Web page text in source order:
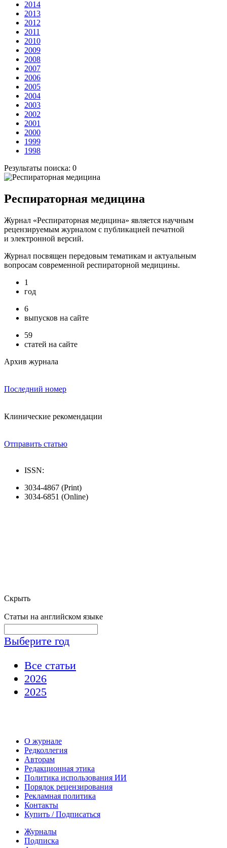
2014
2013
2012
2011
2010
2009
2008
2007
2006
2005
2004
2003
2002
2001
2000
1999
1998
Результаты поиска: 0
Респираторная медицина
Журнал «Респираторная медицина» является научным
рецензируемым журналом с публикацией печатной
и электронной версий.
Журнал посвящен передовым тематикам и актуальным
вопросам современной респираторной медицины.
1
год
6
выпусков на сайте
59
статей на сайте
Архив журнала
Последний номер
Клинические рекомендации
Отправить статью
ISSN:
3034-4867 (Print)
3034-6851 (Online)
Скрыть
Статьи на английском языке
Выберите год
Все статьи
2026
2025
О журнале
Редколлегия
Авторам
Редакционная этика
Политика использования ИИ
Порядок рецензирования
Рекламная политика
Контакты
Купить / Подписаться
Журналы
Подписка